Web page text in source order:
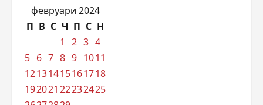
февруари 2024
П В С Ч П С Н
1
2 3 4
5 6 7 8 9 1011
12131415161718
192021 22232425